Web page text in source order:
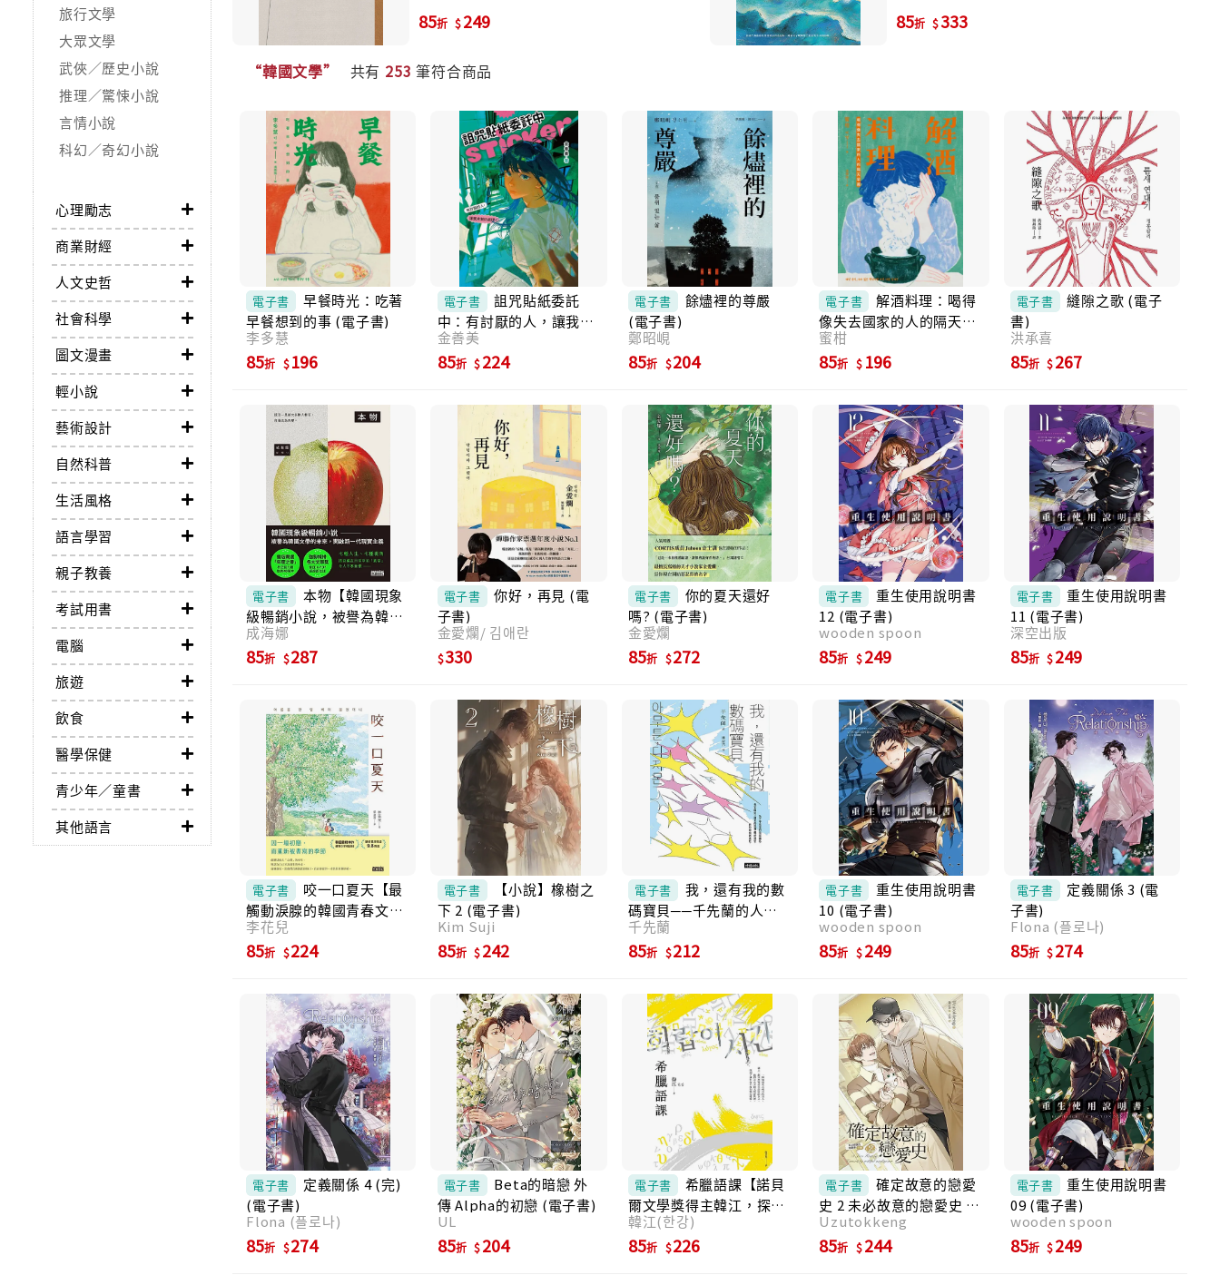
旅行文學
大眾文學
武俠／歷史小說
推理／驚悚小說
言情小說
科幻／奇幻小說
心理勵志
商業財經
人文史哲
社會科學
圖文漫畫
輕小說
藝術設計
自然科普
生活風格
語言學習
親子教養
考試用書
電腦
旅遊
飲食
醫學保健
青少年／童書
其他語言
冊，掀起社群媒體金句分享熱潮 ◆ 「矛盾」是
你認真活著的證據。 我是安真真，25歲，未
婚，身材不高不矮，相貌雖然不是不堪入目，
書，腦袋裡還是裝了一些東西，然後⋯⋯ 就沒
有然後了。 我的人生毫無深度，連一粒芝麻也
容不下—— 這樣活著，真的沒有問題嗎？ ◆ 每
一個矛盾都對應一個選擇， 但生活從來都不是
關於答案。 人生總會有這麼一天，覺得不能再
這樣活下去。當那天突然到來，我開始回顧自
己不算長的人生。 我的母親有個雙胞胎妹妹。
她們在四月一日愚人節出生，也在四月一日同
一天結婚，從此走上不同的人生之路。母親嫁
給無拘無束、熱愛自由的男人，婚後才發現這
男人是個酒鬼，還經常搞消失，如今已經下落
不明五年。媽媽靠著在市場賣襪子、內衣過
活，養大我和弟弟。 相反的，阿姨嫁給了菸酒
不沾的建築師，一個無聊又完全可以預測的
的節日。阿姨是個很浪漫的人，喜歡使用「珍
藏」和「永遠」這種詞彙，而母親最常掛在嘴
邊的是「利益」和「計算」。 看著母親和阿姨
天差地別的生活，我也不知不覺面臨了必須在
兩個男人之間做出選擇的難題：羅英奎是計畫
狂，人生的一切都在他的計畫中，包括我的反
應、我們的回憶。相反的，金章宇嚮往自由，
從來不做計畫，永遠跟著感覺走——他和我父
親就像照鏡子一樣相像，可明明知道下場，我
的心卻還是往金章宇傾斜…… 幸 vs. 不幸、愛
vs.不愛……矛盾是世間萬物的真理； 理性 vs.
感性、自由 vs. 責任……沒有一條道路能保證
任何事。 矛和盾，是所有事物的兩面，永遠無
法對齊。 我們不必與自己和解，只要誠實面對
錯！ 2. 閱讀時能感覺到作家對每一句話都下過
功夫，讓人有被細心對待的感覺。 3.《矛盾》
對我來說有太多值得銘記的句子，也讓我想更
深入地討論書中的每一個角色。 4. 對於正在思
考自己是什麼樣的人、想要什麼的人來說，這
是能帶來極大慰藉與深刻洞見的作品。 5. 讀的
時候，我一邊貼滿便利貼，一邊和書對話。中
途甚至忍不住在心裡感嘆：「這根本是梁貴子
老師的名言集！」一邊讀、一邊在內心鼓掌、
一邊掉淚，也不斷得到安慰和省思。我甚至會
想：明年再讀會不會有不同感受？如果在三十
歲、四十歲時再重讀，又會不會有新的體會？
6. 雖然很想把《矛盾》推薦給二十多歲的女
兒，但我知道她現在還聽不進去，只能期待有
五十歲，仍能遇見這本書，並學會更坦然地面
對接下來的人生。 7. 因為看到它長期穩坐暢銷
榜第一名，就決定再重讀一次，上次看已經是
二十多年前了。 第一次讀的時候我才二十多
歲，完全能代入安真真；如今再讀，反而能從
她母親的視角去理解整個故事。即使時代變
了，這本書依然能留在暢銷榜上，靠的就是文
字本身的力量。 ■韓國網友感動共鳴： －明知
道這是虛構的小說，我卻仍完全沉浸其中，可
能是因為人物都描寫得太生動，像是現實中曾
經遇見過的人。 －「人生充滿矛盾」這句話我
早就聽過無數次。剛開始讀時還納悶：「到底
哪裡矛盾？」直到讀到最後才恍然大悟——
啊，原來如此。 －人生沒有標準答案。即使看
85折 249
界。」 2023布克獎決選作品 王榆鈞（音樂
場域，一處如沼澤般將欲望與災難一併吞沒的
地方。在火車聲鳴以前，坪岱是地圖上無人知
曉的角落。沒有人來，也沒有人離開。直到某
天，一名女子牽著女兒踏入這座與世隔絕的村
落，故事才開始如飛蓬草般，在風中四散。 當
春姬再度踏上坪岱，那已是座被大火吞噬的廢
墟。她孤身走進空無一人的磚廠，站在野草叢
生、風沙漫天的空地上，如同一場無聲的儀
式。她赤裸著身體，在陽光底下清洗自己，用
手洗去塵土、咬碎蛇肉，用沉默回應曾經加諸
於她的囚禁與審判。 這一切並非從她開始。在
此之前的故事屬於她的母親金福，一位跟著魚
販闖出自己人生路的女人，而又牽出了更多交
錯的命運：叫賣聲四起的漁市、茶館裡欲望與
憊工人、大象在村落間慢吞吞地行走、雙胞胎
姊妹經營的酒館，以及在戰火下四散的人們。
世代更迭，人來又去。這是一群被邊緣化、被
剝奪、卻依然堅強活著的女人們的故事，她們
生育、出走、背叛、殺戮，也彼此傳遞記憶與
傷痕。金福不斷在選擇之間跌撞前行，把自己
的命運投注在無數場看不見底的賭局裡。
《鯨》不是一部線性敘述的小說，它像一片碎
裂的鏡子，每一章、每一位角色都反映著命運
的殘酷與荒謬。書寫平民，從他們身上堆疊出
一種被歷史撕裂的民族記憶。這些人不是英
雄，也不是受害者，他們只是──在極端環境下
依然選擇活下來的存在。 角色們的命運相互交
織，形成一幅人性與歷史的畫卷。 推薦序 「如
《鯨》！ 它不同於任何一部小說，它如魔法般
就把人帶入小說情節，仿若走進一部奇幻電
影，不知不覺就被深深吸引，迫切好奇想了解
接連登場角色們的故事，小說家有時又轉換變
成說書人般出現！瞬間打破沉浸文字的時空，
拉回當下閱讀的距離，形成一種非常特別的閱
讀體驗與節奏。在深陷與清醒中，小說家透過
文字向我們展現人性中的良善與醜陋，純真與
貪婪，窺見赤裸愛的渴求與無處不在的暴力，
生存面對的現實，無法抵抗的命運，以及揉雜
在其中的悲憫與閃現的希望光輝。讓人跟隨小
說家千明官精準靈動的刻畫，莫名在心中加快
速度，腦海自動勾勒出場景，人物們的對話、
表情，無法停止只能一股作氣看完，置身在滿
藝術家） 「邊讀著小說，依稀能聽見那首海女
的《離於島之歌》《이어도사나(Eoeodo
Sana)》，這不僅是《苦盡柑來遇見你》女主
角吳愛純的回憶之歌，在金福與春姬壯闊的一
生中，必然也曾迴盪這個旋律。彷彿從民間傳
說走出來的母女，見證了韓國經濟的現代化，
而春姬那潔淨單純的心靈，就像在大海遨遊的
《鯨》，似乎從不曾遭到染污。」──唐墨（作
家） 「『鯨』是貫穿整部小說的絕佳意象，所
有美麗、殘忍、希望，全都包含在裡頭：孕育
的渴求、無盡的慾望、文明的擴張，以及人類
不斷追逐卻無法駕馭的巨大力量。磚廠與村子
的環境彷彿東亞版的馬康多，但裡頭的內核則
是貪腐與反共，如此魔幻的幽默諷刺之筆，足
85折 333
“韓國文學” 共有 253 筆符合商品
電子書
早餐時光：吃著
早餐想到的事 (電子書)
李多慧
85折 196
電子書
詛咒貼紙委託
中：有討厭的人，讓我來
幫你處理！ (電子書)
金善美
85折 224
電子書
餘燼裡的尊嚴
(電子書)
鄭昭峴
85折 204
電子書
解酒料理：喝得
像失去國家的人的隔天早
晨 (電子書)
蜜柑
85折 196
電子書
縫隙之歌 (電子
書)
洪承喜
85折 267
電子書
本物【韓國現象
級暢銷小說，被譽為韓國
文學的未來】 (電子書)
成海娜
85折 287
電子書
你好，再見 (電
子書)
金愛爛/ 김애란
330
電子書
你的夏天還好
嗎? (電子書)
金愛爛
85折 272
電子書
重生使用說明書
12 (電子書)
wooden spoon
85折 249
電子書
重生使用說明書
11 (電子書)
深空出版
85折 249
電子書
咬一口夏天【最
觸動淚腺的韓國青春文學
作家·唯一初戀成長小
說】 (電子書)
李花兒
85折 224
電子書
【小說】橡樹之
下 2 (電子書)
Kim Suji
85折 242
電子書
我，還有我的數
碼寶貝──千先蘭的人生
私散文 (電子書)
千先蘭
85折 212
電子書
重生使用說明書
10 (電子書)
wooden spoon
85折 249
電子書
定義關係 3 (電
子書)
Flona (플로나)
85折 274
電子書
定義關係 4 (完)
(電子書)
Flona (플로나)
85折 274
電子書
Beta的暗戀 外
傳 Alpha的初戀 (電子書)
UL
85折 204
電子書
希臘語課【諾貝
爾文學獎得主韓江，探索
語言與存在本質的救贖之
作】 (電子書)
韓江(한강)
85折 226
電子書
確定故意的戀愛
史 2 未必故意的戀愛史 下
部 (電子書)
Uzutokkeng
85折 244
電子書
重生使用說明書
09 (電子書)
wooden spoon
85折 249